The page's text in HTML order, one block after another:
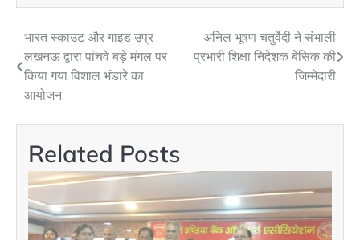
Post
navigation
भारत स्काउट और गाइड उप्र
लखनऊ द्वारा पांचवे बड़े मंगल पर
किया गया विशाल भंडारे का
आयोजन
अनिल भूषण चतुर्वेदी ने संभाली
प्रभारी शिक्षा निदेशक बेसिक की
जिम्मेदारी
Related Posts